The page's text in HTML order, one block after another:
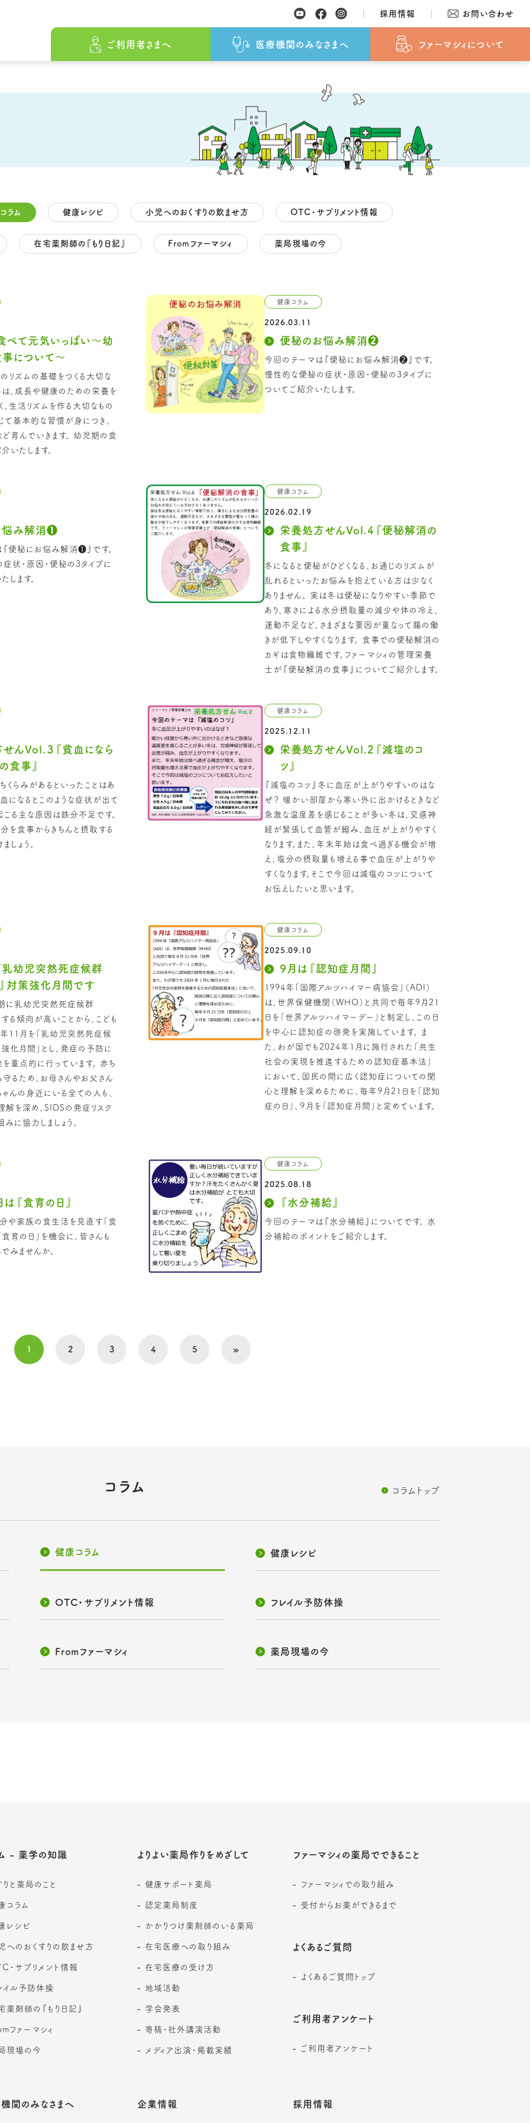
ご利用者さまへ
ファーマシィの薬局でできること 薬局・事業所一覧 よくあるご質問
医療機関のみなさまへ
ファーマシィの薬局でできること 薬局・事業所一覧
ファーマシィについて
先駆けとしての歩み 採用情報
採用情報 お問い合わせ
ラム 健康レシピ 小児へのおくすりの飲ませ方 OTC・サプリメント情報
在宅薬剤師の『もり日記』 Fromファーマシィ 薬局現場の今
べて元気いっぱい～幼
について～
リズムの基礎をつくる大切な
は、成長や健康のための栄養を
、生活リズムを作る大切なもの
て基本的な習慣が身につき、
育んでいきます。 幼児期の食
いたします。
健康コラム
2026.03.11
便秘のお悩み解消❷
今回のテーマは『便秘にお悩み解消❷』です。
慢性的な便秘の症状・原因・便秘の3タイプに
ついてご紹介いたします。
悩み解消❶
便秘にお悩み解消❶』です。
状・原因・便秘の3タイプに
します。
健康コラム
2026.02.19
栄養処方せんVol.4『便秘解消の
食事』
冬になると便秘がひどくなる、お通じのリズムが
乱れるといったお悩みを抱えている方は少なく
ありません。 実は冬は便秘になりやすい季節で
あり、寒さによる水分摂取量の減少や体の冷え、
運動不足など、さまざまな要因が重なって腸の働
きが低下しやすくなります。 食事での便秘解消の
カギは食物繊維です。ファーマシィの管理栄養
士が『便秘解消の食事』についてご紹介します。
んVol.３『貧血になら
食事』
くらみがあるといったことはあ
になるとこのような症状が出て
こる主な原因は鉄分不足です。
を食事からきちんと摂取する
しょう。
健康コラム
2025.12.11
栄養処方せんVol.2『減塩のコ
ツ』
『減塩のコツ』冬に血圧が上がりやすいのはな
ぜ？ 暖かい部屋から寒い外に出かけるときなど
急激な温度差を感じることが多い冬は、交感神
経が緊張して血管が縮み、血圧が上がりやすく
なります。また、年末年始は食べ過ぎる機会が増
え、塩分の摂取量も増える事で血圧が上がりや
すくなります。そこで今回は減塩のコツについて
お伝えしたいと思います。
乳幼児突然死症候群
』対策強化月間です
に乳幼児突然死症候群
る傾向が高いことから、こども
11月を「乳幼児突然死症候
化月間」とし、発症の予防に
重点的に行っています。 赤ち
るため、お母さんやお父さん
ゃんの身近にいる全ての人も、
解を深め、SIDSの発症リスク
に協力しましょう。
健康コラム
2025.09.10
9月は『認知症月間』
1994年「国際アルツハイマー病協会」（ADI）
は、世界保健機関（WHO）と共同で毎年9月21
日を「世界アルツハイマーデー」と制定し、この日
を中心に認知症の啓発を実施しています。 ま
た、わが国でも2024年1月に施行された「共生
社会の実現を推進するための認知症基本法」
において、国民の間に広く認知症についての関
心と理解を深めるために、毎年9月21日を「認知
症の日」、９月を「認知症月間」と定めています。
『食育の日』
や家族の食生活を見直す「食
食育の日」を機会に、皆さんも
みませんか。
健康コラム
2025.08.18
『水分補給』
今回のテーマは『水分補給』についてです。 水
分補給のポイントをご紹介します。
1 2 3 4 5 »
コラム コラムトップ
健康コラム 健康レシピ
OTC・サプリメント情報 フレイル予防体操
Fromファーマシィ 薬局現場の今
- 薬学の知識
りと薬局のこと
コラム
レシピ
へのおくすりの飲ませ方
・サプリメント情報
イル予防体操
薬剤師の『もり日記』
ファーマシィ
現場の今
よりよい薬局作りをめざして
健康サポート薬局
認定薬局制度
かかりつけ薬剤師のいる薬局
在宅医療への取り組み
在宅医療の受け方
地域活動
学会発表
寄稿・社外講演活動
メディア出演・掲載実績
ファーマシィの薬局でできること
ファーマシィでの取り組み
受付からお薬ができるまで
よくあるご質問
よくあるご質問トップ
ご利用者アンケート
ご利用者アンケート
関のみなさまへ 企業情報 採用情報